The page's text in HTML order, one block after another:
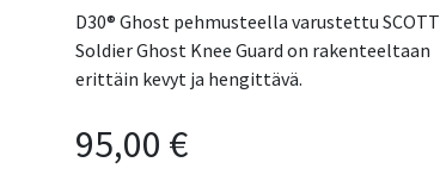
D30® Ghost pehmusteella varustettu SCOTT
Soldier Ghost Knee Guard on rakenteeltaan
erittäin kevyt ja hengittävä.
95,00 €